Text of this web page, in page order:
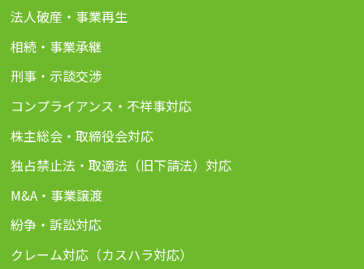
法人破産・事業再生
相続・事業承継
刑事・示談交渉
コンプライアンス・不祥事対応
株主総会・取締役会対応
独占禁止法・取適法（旧下請法）対応
M&A・事業譲渡
紛争・訴訟対応
クレーム対応（カスハラ対応）